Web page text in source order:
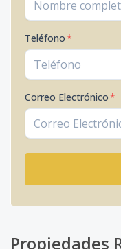
Teléfono*
Correo Electrónico*
Propiedades